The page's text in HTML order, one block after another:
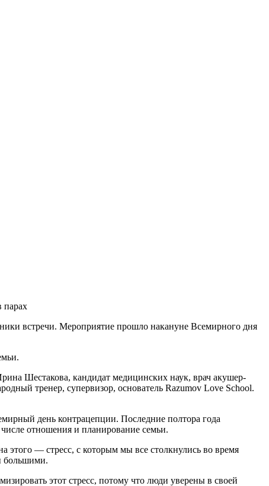
парах
встречи. Мероприятие прошло накануне Всемирного дня
Шестакова, кандидат медицинских наук, врач акушер-
тренер, супервизор, основатель Razumov Love School.
день контрацепции. Последние полтора года
отношения и планирование семьи.
этого — стресс, с которым мы все столкнулись во время
большими.
этот стресс, потому что люди уверены в своей